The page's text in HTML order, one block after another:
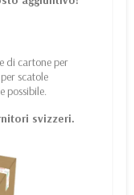
di cartone per
scatole
possibile.
svizzeri.